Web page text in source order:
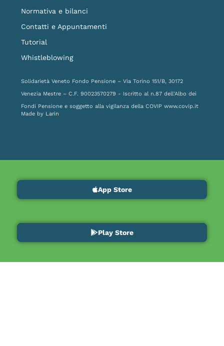
Normativa e bilanci
Contatti e Appuntamenti
Tutorial
Whistleblowing
Solidarietà Veneto Fondo Pensione – Via Torino 151/B, 30172
Venezia Mestre – C.F. 90023570279 - Iscritto al n.87 dell'Albo dei
Fondi Pensione e soggetto alla vigilanza della COVIP www.covip.it
Made by Larin
App Store
Play Store